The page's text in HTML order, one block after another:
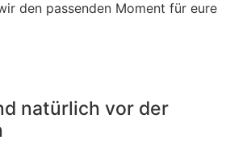
den passenden Moment für eure
natürlich vor der